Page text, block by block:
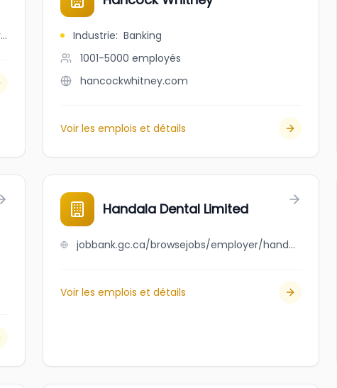
jobbank.gc.ca/browsejobs/employer/hanaya+japanese+restaurant/ca Industrie: Banking
1001-5000 employés
hancockwhitney.com
Voir les emplois et détails
Handala Dental Limited
jobbank.gc.ca/browsejobs/employer/handala+dental+limited/ca
Voir les emplois et détails